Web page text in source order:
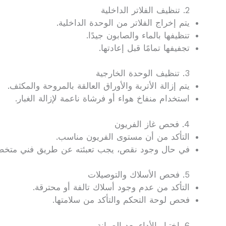
2. تنظيف الفلاتر الداخلية
يتم إخراج الفلاتر من الوحدة الداخلية.
تنظيفها بالماء والصابون جيدًا.
تجفيفها تمامًا قبل إعادتها.
3. تنظيف الوحدة الخارجية
يتم إزالة الأتربة والأوراق العالقة بالمروحة والمكثف.
استخدام منفاخ هواء أو فرشاة ناعمة لإزالة الغبار.
4. فحص غاز الفريون
التأكد من أن مستوى الفريون مناسب.
في حال وجود نقص، يجب تعبئته عن طريق فني
5. فحص الأسلاك والتوصيلات
التأكد من عدم وجود أسلاك تالفة أو محترقة.
فحص لوحة التحكم والتأكد من سلامتها.